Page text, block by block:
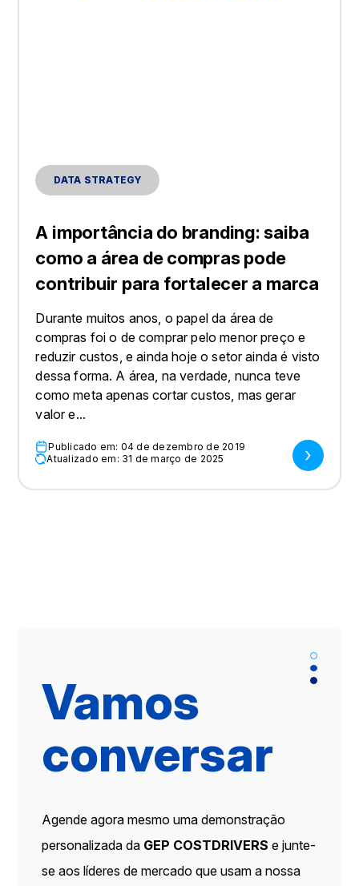
DATA STRATEGY
A importância do branding: saiba
como a área de compras pode
contribuir para fortalecer a marca
Durante muitos anos, o papel da área de
compras foi o de comprar pelo menor preço e
reduzir custos, e ainda hoje o setor ainda é visto
dessa forma. A área, na verdade, nunca teve
como meta apenas cortar custos, mas gerar
valor e...
Publicado em: 04 de dezembro de 2019
Atualizado em: 31 de março de 2025
Vamos
conversar
Agende agora mesmo uma demonstração
personalizada da GEP COSTDRIVERS e junte-
se aos líderes de mercado que usam a nossa